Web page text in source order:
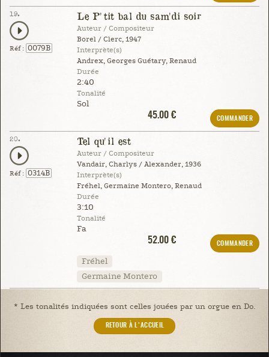
19.
Réf : 0079B
Le P'tit bal du sam'di soir
Auteur / Compositeur
Borel / Clerc, 1947
Interprète(s)
Andrex, Georges Guétary, Renaud
Durée
2:40
Tonalité
Sol
45.00 €
COMMANDER
20.
Réf : 0314B
Tel qu'il est
Auteur / Compositeur
Vandair, Charlys / Alexander, 1936
Interprète(s)
Fréhel, Germaine Montero, Renaud
Durée
3:10
Tonalité
Fa
52.00 €
COMMANDER
Fréhel
Germaine Montero
* Les tonalités indiquées sont celles jouées par un orgue en Do.
RETOUR À L'ACCUEIL